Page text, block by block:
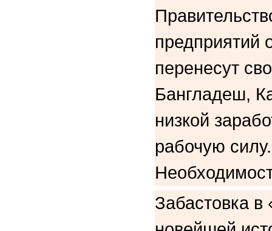
перенесут
Бангладеш,
низкой
рабочую силу.
Забастовка в